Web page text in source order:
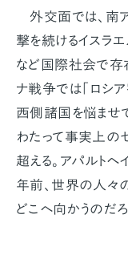
外交面では、南
撃を続けるイスラ
など国際社会で存
ナ戦争では「ロシア
西側諸国を悩ませ
わたって事実上の
超える。アパルト
年前、世界の人々
どこへ向かうのだ